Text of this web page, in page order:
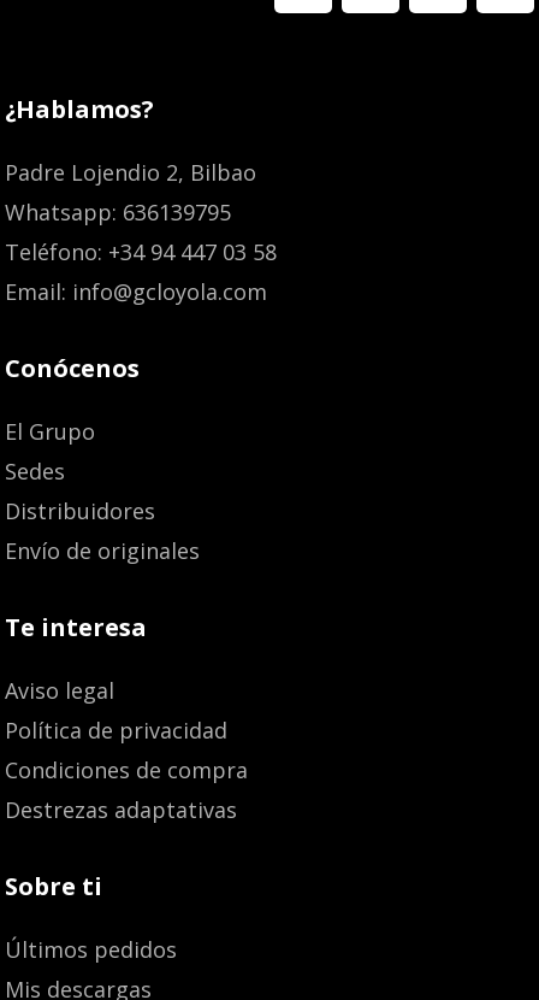
¿Hablamos?
Padre Lojendio 2, Bilbao
Whatsapp: 636139795
Teléfono: +34 94 447 03 58
Email: info@gcloyola.com
Conócenos
El Grupo
Sedes
Distribuidores
Envío de originales
Te interesa
Aviso legal
Política de privacidad
Condiciones de compra
Destrezas adaptativas
Sobre ti
Últimos pedidos
Mis descargas